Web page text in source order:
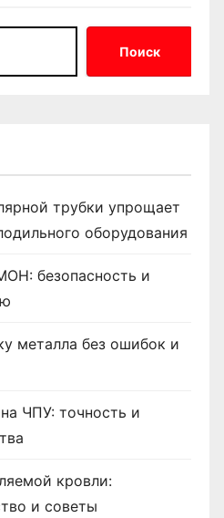
Поиск
трубки упрощает
оборудования
безопасность и
металла без ошибок и
ЧПУ: точность и
кровли:
и советы